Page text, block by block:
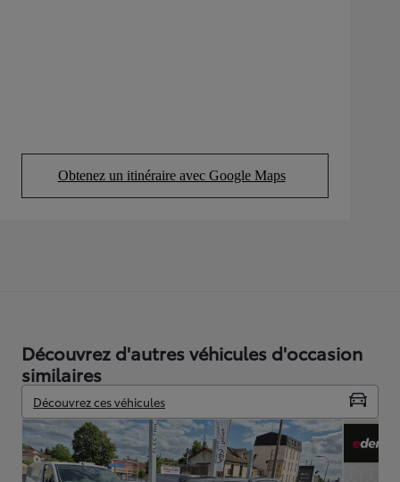
Obtenez un itinéraire avec Google Maps
(Opens in new tab)
Découvrez d'autres véhicules d'occasion
similaires
Découvrez ces véhicules